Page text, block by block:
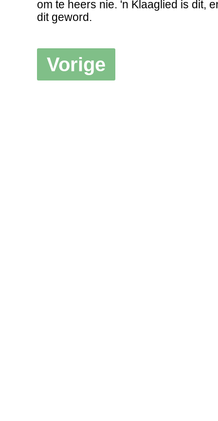
om te heers nie. 'n Klaaglied is dit,
dit geword.
Vorige